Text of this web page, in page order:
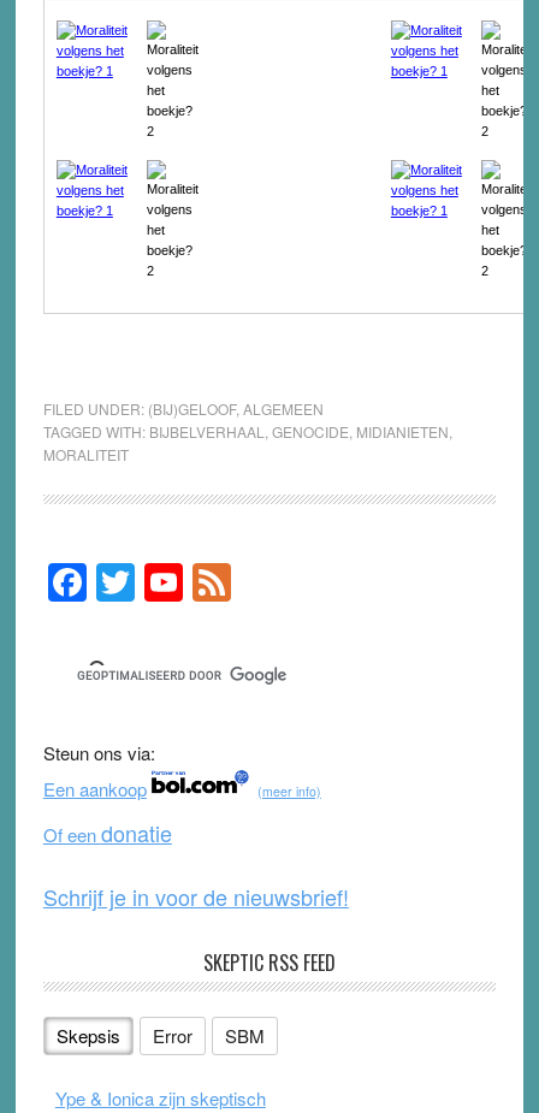
FILED UNDER: (BIJ)GELOOF, ALGEMEEN
TAGGED WITH: BIJBELVERHAAL GENOCIDE MIDIANIETEN
MORALITEIT
Primary
Sidebar
F
c
e
b
o
o
k
T
tt
er
Y
u
T
b
F
e
d
Steun ons via:
Een aankoop
(meer info)
Of eendonatie
Schrijf je in voor de nieuwsbrief!
SKEPTIC RSS FEED
Skepsis Error SBM
Ype & Ionica zijn skeptisch